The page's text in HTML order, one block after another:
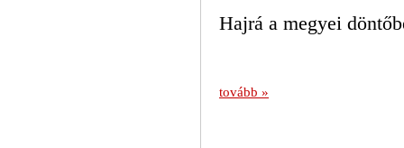
Hajrá a megyei
tovább »